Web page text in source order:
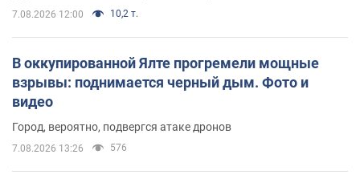
7.08.2026 12:00 10,2 т.
В оккупированной Ялте прогремели мощные
взрывы: поднимается черный дым. Фото и
видео
Город, вероятно, подвергся атаке дронов
7.08.2026 13:26 576